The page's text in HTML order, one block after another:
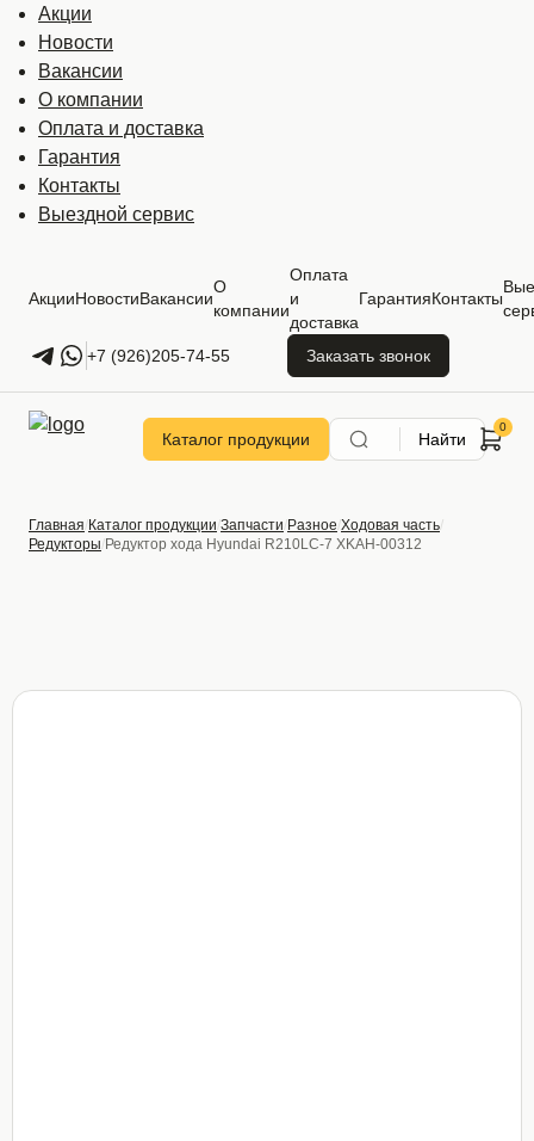
Акции
Новости
Вакансии
О компании
Оплата и доставка
Гарантия
Контакты
Выездной сервис
АкцииНовостиВакансии
О
компании
Оплата
и
доставка
ГарантияКонтакты
+7 (926)205-74-55 Заказать звонок
Каталог продукции Найти
Главная Каталог продукции Запчасти Разное Ходовая часть
Редукторы Редуктор хода Hyundai R210LC-7 XKAH-00312